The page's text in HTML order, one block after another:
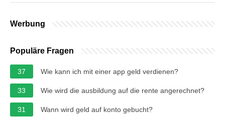
Werbung
Populäre Fragen
37 Wie kann ich mit einer app geld verdienen?
33 Wie wird die ausbildung auf die rente angerechnet?
31 Wann wird geld auf konto gebucht?